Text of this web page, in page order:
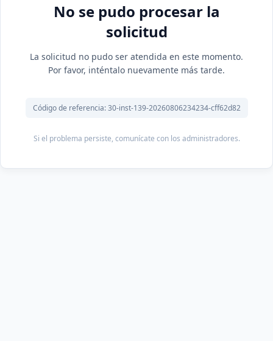
No se pudo procesar la
solicitud
La solicitud no pudo ser atendida en este momento.
Por favor, inténtalo nuevamente más tarde.
Código de referencia: 30-inst-139-20260806234234-cff62d82
Si el problema persiste, comunícate con los administradores.